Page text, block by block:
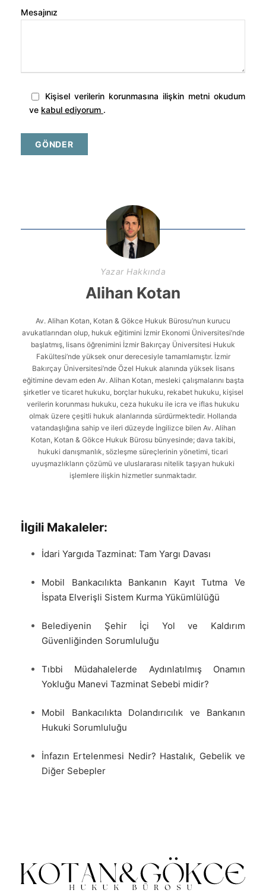
Mesajınız
Kişisel verilerin korunmasına ilişkin metni okudum
ve kabul ediyorum .
Yazar Hakkında
Alihan Kotan
Av. Alihan Kotan, Kotan & Gökce Hukuk Bürosu’nun kurucu
avukatlarından olup, hukuk eğitimini İzmir Ekonomi Üniversitesi’nde
başlatmış, lisans öğrenimini İzmir Bakırçay Üniversitesi Hukuk
Fakültesi’nde yüksek onur derecesiyle tamamlamıştır. İzmir
Bakırçay Üniversitesi’nde Özel Hukuk alanında yüksek lisans
eğitimine devam eden Av. Alihan Kotan, mesleki çalışmalarını başta
şirketler ve ticaret hukuku, borçlar hukuku, rekabet hukuku, kişisel
verilerin korunması hukuku, ceza hukuku ile icra ve iflas hukuku
olmak üzere çeşitli hukuk alanlarında sürdürmektedir. Hollanda
vatandaşlığına sahip ve ileri düzeyde İngilizce bilen Av. Alihan
Kotan, Kotan & Gökce Hukuk Bürosu bünyesinde; dava takibi,
hukuki danışmanlık, sözleşme süreçlerinin yönetimi, ticari
uyuşmazlıkların çözümü ve uluslararası nitelik taşıyan hukuki
işlemlere ilişkin hizmetler sunmaktadır.
İlgili Makaleler:
İdari Yargıda Tazminat: Tam Yargı Davası
Mobil Bankacılıkta Bankanın Kayıt Tutma Ve
İspata Elverişli Sistem Kurma Yükümlülüğü
Belediyenin Şehir İçi Yol ve Kaldırım
Güvenliğinden Sorumluluğu
Tıbbi Müdahalelerde Aydınlatılmış Onamın
Yokluğu Manevi Tazminat Sebebi midir?
Mobil Bankacılıkta Dolandırıcılık ve Bankanın
Hukuki Sorumluluğu
İnfazın Ertelenmesi Nedir? Hastalık, Gebelik ve
Diğer Sebepler